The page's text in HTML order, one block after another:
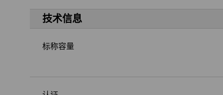
技术信息
标称容量